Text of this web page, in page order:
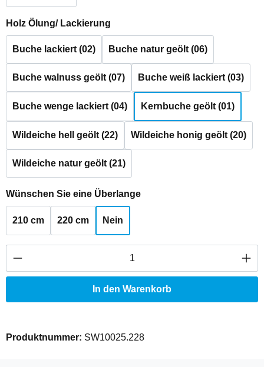
Holz Ölung/ Lackierung
Buche lackiert (02) Buche natur geölt (06)
Buche walnuss geölt (07) Buche weiß lackiert (03)
Buche wenge lackiert (04) Kernbuche geölt (01)
Wildeiche hell geölt (22) Wildeiche honig geölt (20)
Wildeiche natur geölt (21)
Wünschen Sie eine Überlangeauswählen
210 cm 220 cm Nein
Produkt Anzahl: Gib den gewünschten
In den Warenkorb
Produktnummer: SW10025.228